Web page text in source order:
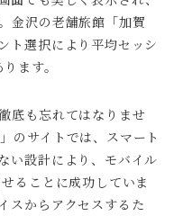
金沢の老舗旅館「加賀
ト選択により平均セッシ
ます。
底も忘れてはなりませ
のサイトでは、スマート
い設計により、モバイル
ることに成功していま
スからアクセスするた